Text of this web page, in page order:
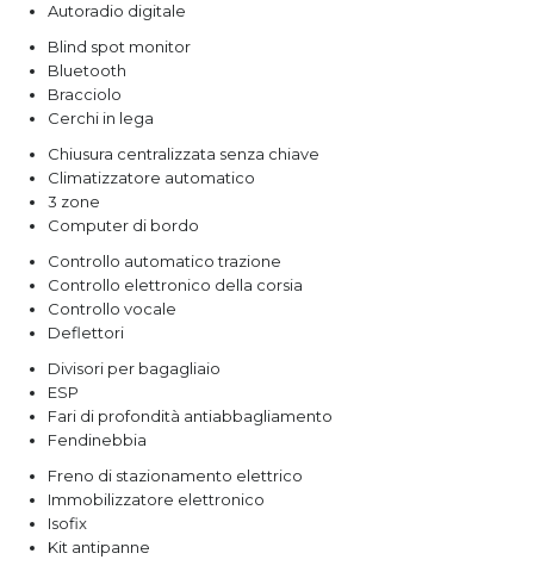
Autoradio digitale
Blind spot monitor
Bluetooth
Bracciolo
Cerchi in lega
Chiusura centralizzata senza chiave
Climatizzatore automatico
3 zone
Computer di bordo
Controllo automatico trazione
Controllo elettronico della corsia
Controllo vocale
Deflettori
Divisori per bagagliaio
ESP
Fari di profondità antiabbagliamento
Fendinebbia
Freno di stazionamento elettrico
Immobilizzatore elettronico
Isofix
Kit antipanne